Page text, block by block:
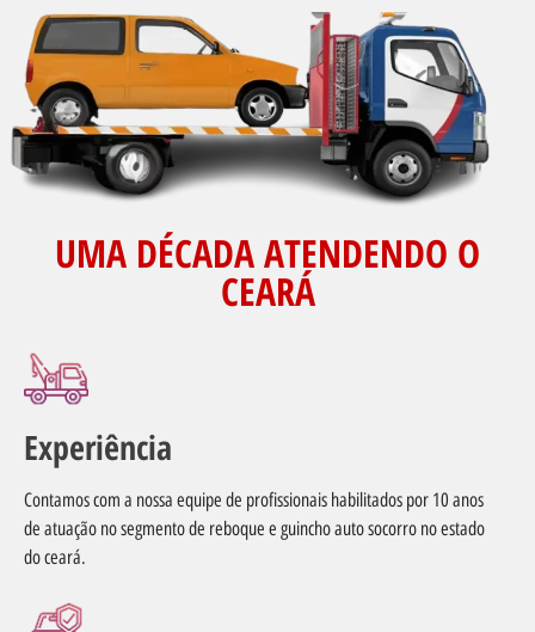
UMA DÉCADA ATENDENDO O
CEARÁ
Experiência
Contamos com a nossa equipe de profissionais habilitados por 10 anos
de atuação no segmento de reboque e guincho auto socorro no estado
do ceará.